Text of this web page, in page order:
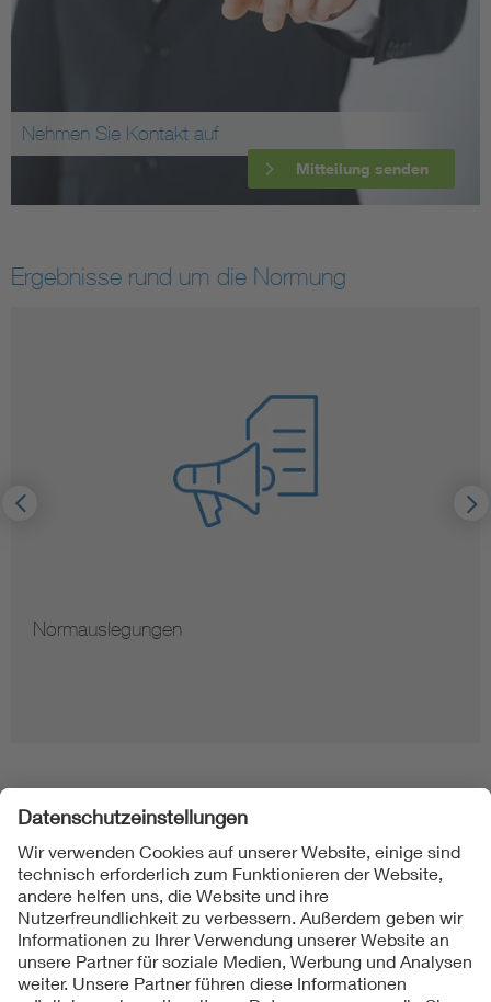
Nehmen Sie Kontakt auf
Mitteilung senden
Ergebnisse rund um die Normung
Normauslegungen
Folgen Sie uns